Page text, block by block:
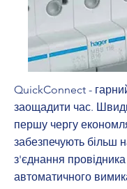
QuickConnect -
заощадити час.
першу чергу
забезпечують більш
з'єднання
автоматичного